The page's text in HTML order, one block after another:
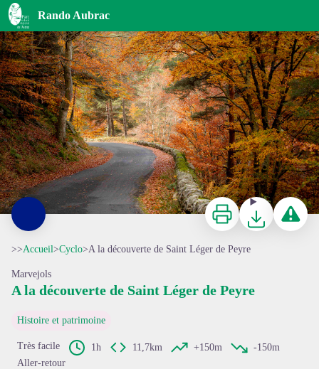
Rando Aubrac
A la découverte de Saint Léger de Peyre
ImprimerTéléchargerSignaler
>>Accueil>Cyclo>A la découverte de Saint Léger de Peyre
Marvejols
A la découverte de Saint Léger de Peyre
Histoire et patrimoine
Très facile 1h 11,7km +150m
-150m
Aller-retour